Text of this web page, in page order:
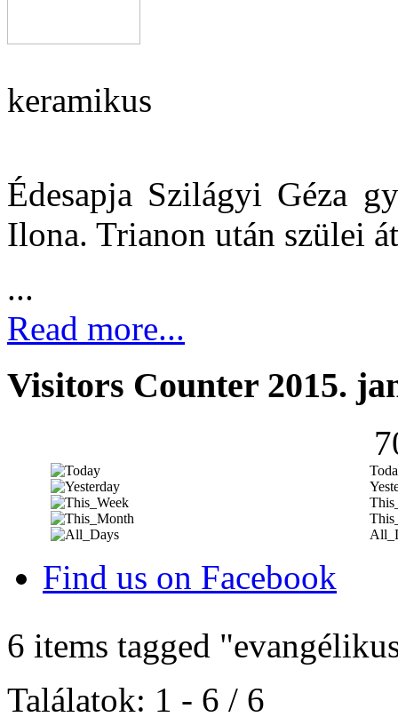
keramikus
Édesapja Szilágyi Géza
Ilona. Trianon után szülei
...
Read more...
Visitors Counter 2015.
Find us on Facebook
6 items tagged
Találatok: 1 - 6 / 6